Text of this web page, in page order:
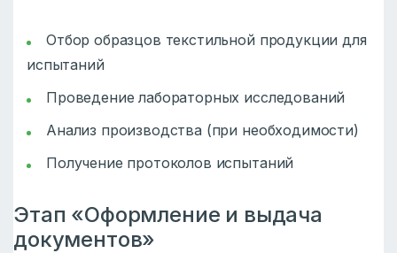
Отбор образцов текстильной продукции для
испытаний
Проведение лабораторных исследований
Анализ производства (при необходимости)
Получение протоколов испытаний
Этап «Оформление и выдача
документов»